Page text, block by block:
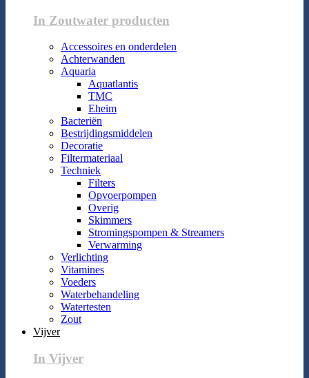
In Zoutwater producten
Accessoires en onderdelen
Achterwanden
Aquaria
Aquatlantis
TMC
Eheim
Bacteriën
Bestrijdingsmiddelen
Decoratie
Filtermateriaal
Techniek
Filters
Opvoerpompen
Overig
Skimmers
Stromingspompen & Streamers
Verwarming
Verlichting
Vitamines
Voeders
Waterbehandeling
Watertesten
Zout
Vijver
In Vijver